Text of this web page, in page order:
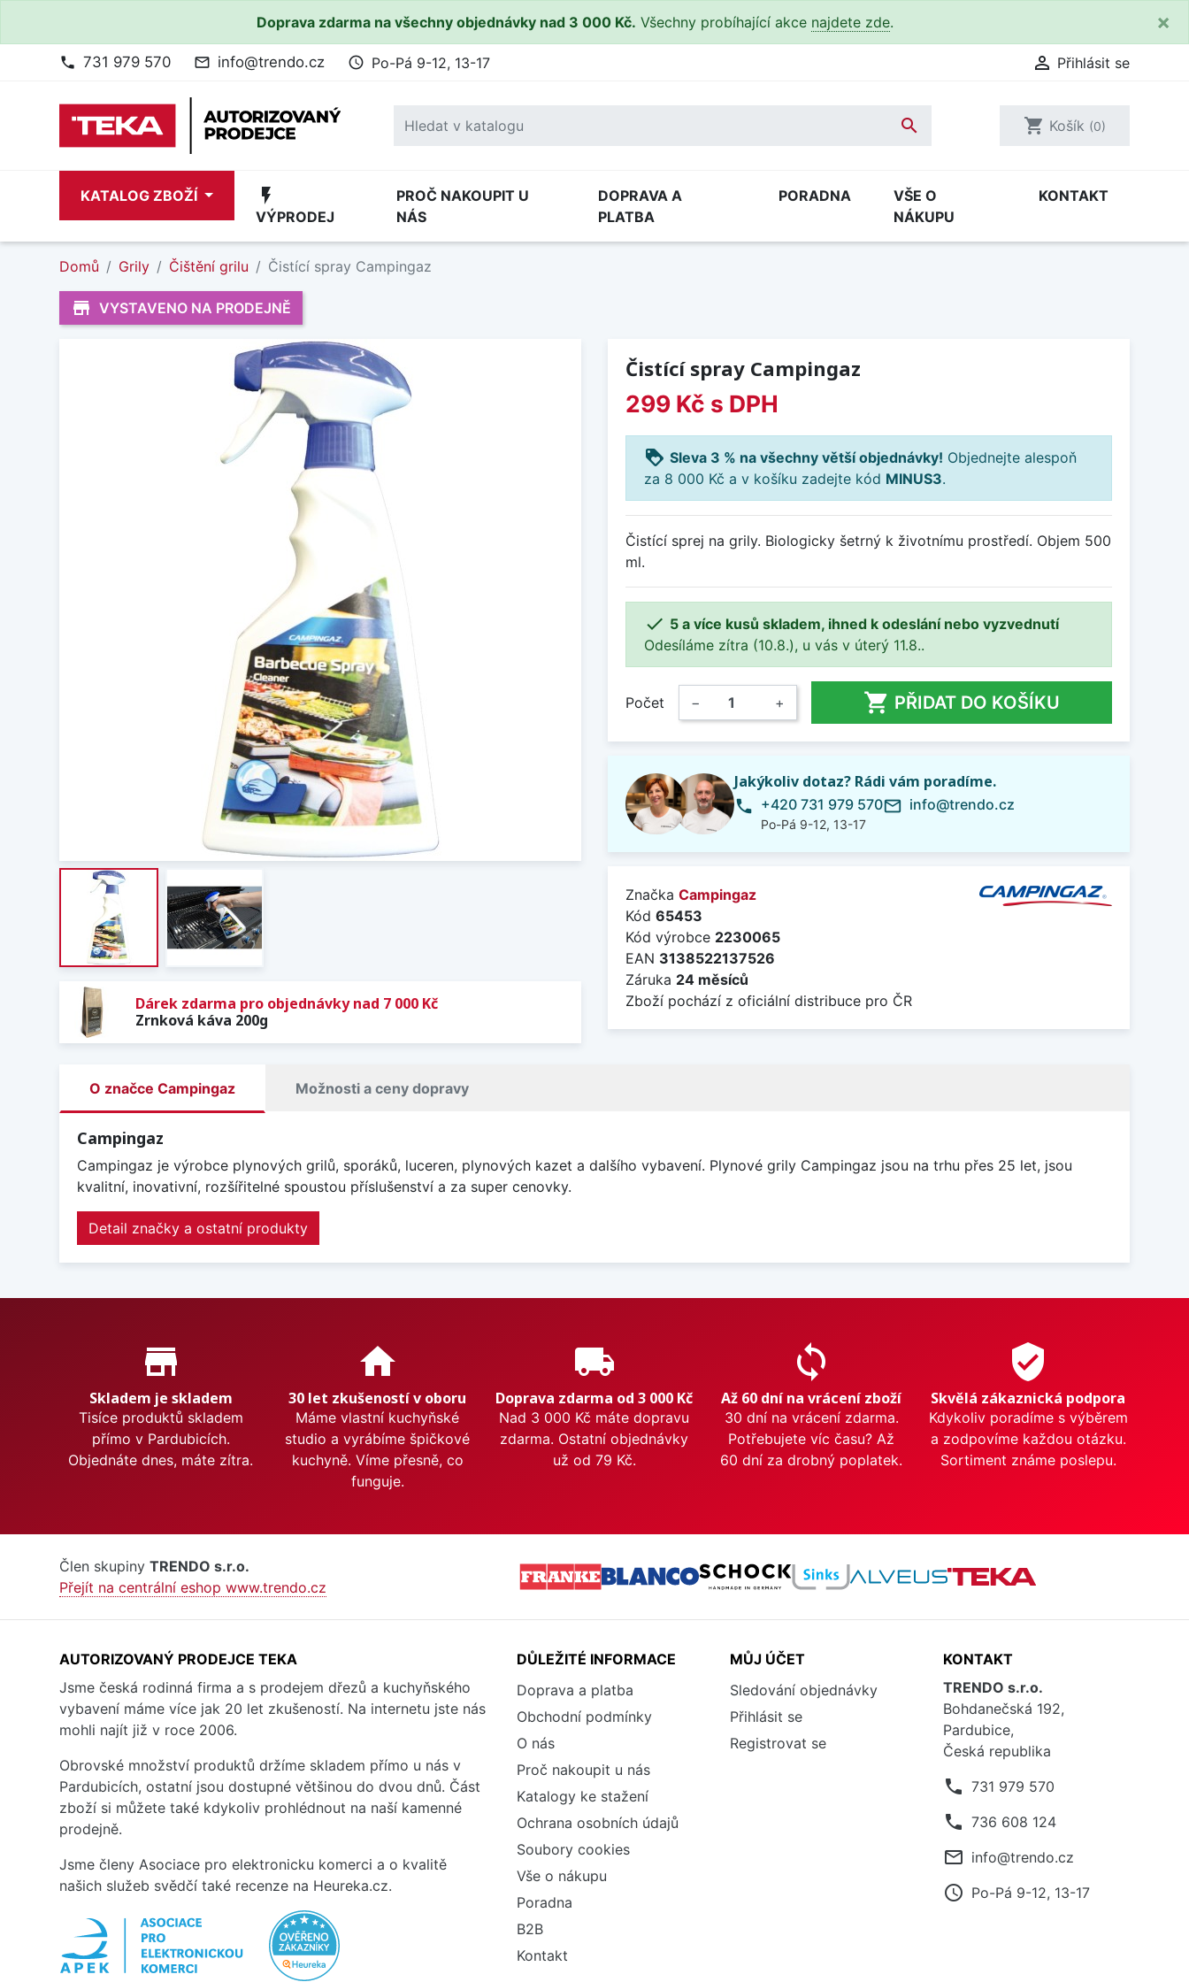
Doprava zdarma na všechny objednávky nad 3 000 Kč. Všechny probíhající akce najdete zde. ×
phone 731 979 570 mail_outline info@trendo.cz access_time Po-Pá 9-12, 13-17  Přihlásit se
 shopping_cart Košík (0)
KATALOG ZBOŽÍ flash_on
VÝPRODEJ
PROČ NAKOUPIT U
NÁS
DOPRAVA A
PLATBA
PORADNA
VŠE O
NÁKUPU
KONTAKT
Domů Grily Čištění grilu Čistící spray Campingaz
store_mall_directory VYSTAVENO NA PRODEJNĚ
Dárek zdarma pro objednávky nad 7 000 Kč
Zrnková káva 200g
Čistící spray Campingaz
299 Kč s DPH
loyalty Sleva 3 % na všechny větší objednávky! Objednejte alespoň
za 8 000 Kč a v košíku zadejte kód MINUS3.
Čistící sprej na grily. Biologicky šetrný k životnímu prostředí. Objem 500
ml.
 5 a více kusů skladem, ihned k odeslání nebo vyzvednutí
Odesíláme zítra (10.8.), u vás v úterý 11.8..
Počet − +  PŘIDAT DO KOŠÍKU
Jakýkoliv dotaz? Rádi vám poradíme.
phone +420 731 979 570
Po-Pá 9-12, 13-17
mail_outline info@trendo.cz
Značka Campingaz
Kód 65453
Kód výrobce 2230065
EAN 3138522137526
Záruka 24 měsíců
Zboží pochází z oficiální distribuce pro ČR
O značce Campingaz Možnosti a ceny dopravy
Campingaz
Campingaz je výrobce plynových grilů, sporáků, luceren, plynových kazet a dalšího vybavení. Plynové grily Campingaz jsou na trhu přes 25 let, jsou
kvalitní, inovativní, rozšířitelné spoustou příslušenství a za super cenovky.
Detail značky a ostatní produkty
Proč nakupovat u nás?
store_mall_directory
Skladem je skladem
Tisíce produktů skladem
přímo v Pardubicích.
Objednáte dnes, máte zítra.
home
30 let zkušeností v oboru
Máme vlastní kuchyňské
studio a vyrábíme špičkové
kuchyně. Víme přesně, co
funguje.
local_shipping
Doprava zdarma od 3 000 Kč
Nad 3 000 Kč máte dopravu
zdarma. Ostatní objednávky
už od 79 Kč.
sync
Až 60 dní na vrácení zboží
30 dní na vrácení zdarma.
Potřebujete víc času? Až
60 dní za drobný poplatek.
verified_user
Skvělá zákaznická podpora
Kdykoliv poradíme s výběrem
a zodpovíme každou otázku.
Sortiment známe poslepu.
Člen skupiny TRENDO s.r.o.
Přejít na centrální eshop www.trendo.cz
AUTORIZOVANÝ PRODEJCE TEKA
Jsme česká rodinná firma a s prodejem dřezů a kuchyňského
vybavení máme více jak 20 let zkušeností. Na internetu jste nás
mohli najít již v roce 2006.
Obrovské množství produktů držíme skladem přímo u nás v
Pardubicích, ostatní jsou dostupné většinou do dvou dnů. Část
zboží si můžete také kdykoliv prohlédnout na naší kamenné
prodejně.
Jsme členy Asociace pro elektronicku komerci a o kvalitě
našich služeb svědčí také recenze na Heureka.cz.
DŮLEŽITÉ INFORMACE
Doprava a platba
Obchodní podmínky
O nás
Proč nakoupit u nás
Katalogy ke stažení
Ochrana osobních údajů
Soubory cookies
Vše o nákupu
Poradna
B2B
Kontakt
MŮJ ÚČET
Sledování objednávky
Přihlásit se
Registrovat se
KONTAKT
TRENDO s.r.o.
Bohdanečská 192,
Pardubice,
Česká republika
phone 731 979 570
phone 736 608 124
mail_outline info@trendo.cz
access_time Po-Pá 9-12, 13-17